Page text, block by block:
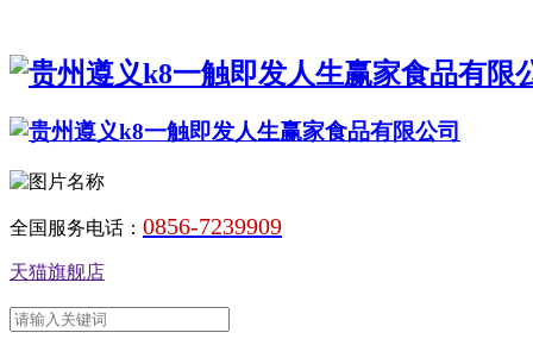
全国服务电话： 0856-7239909
天猫旗舰店